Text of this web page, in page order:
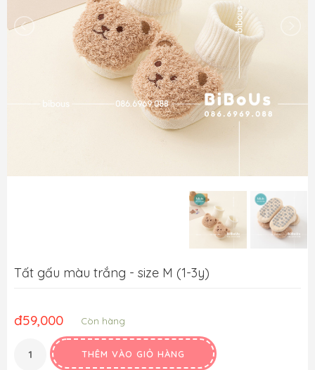
Tất gấu màu trắng - size M (1-3y)
đ59,000 Còn hàng
THÊM VÀO GIỎ HÀNG